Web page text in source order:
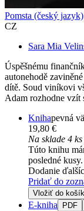
Pomsta (český jazyk)
CZ
Sara Mia
Úspěšnému
autonehodě
dítě. Soud viníkovi
Adam rozhodne vzít
Knihapevná
19,80 €
Na sklade 4 ks
Túto knihu
posledné
Dodanie
Pridať do
Vložiť do
E-kniha PDF